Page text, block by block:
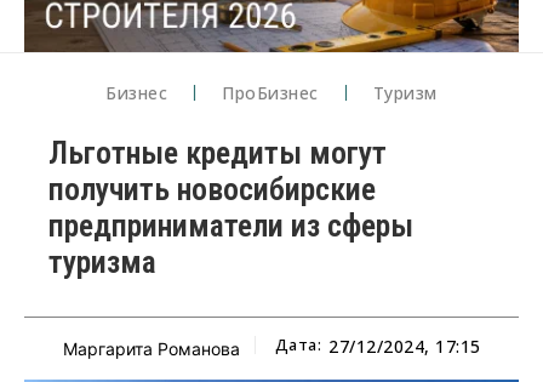
Бизнес ПроБизнес Туризм
Льготные кредиты могут
получить новосибирские
предприниматели из сферы
туризма
Маргарита Романова Дата: 27/12/2024, 17:15